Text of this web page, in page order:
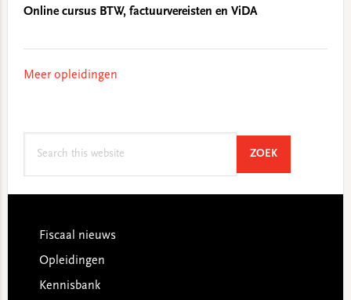
Online cursus BTW, factuurvereisten en ViDA
Meer opleidingen
ZOEKSEARCH
Footer
Fiscaal nieuws
Opleidingen
Kennisbank